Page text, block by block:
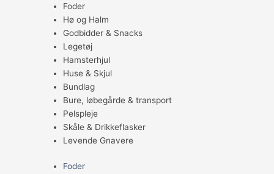
Foder
Hø og Halm
Godbidder & Snacks
Legetøj
Hamsterhjul
Huse & Skjul
Bundlag
Bure, løbegårde & transport
Pelspleje
Skåle & Drikkeflasker
Levende Gnavere
Foder